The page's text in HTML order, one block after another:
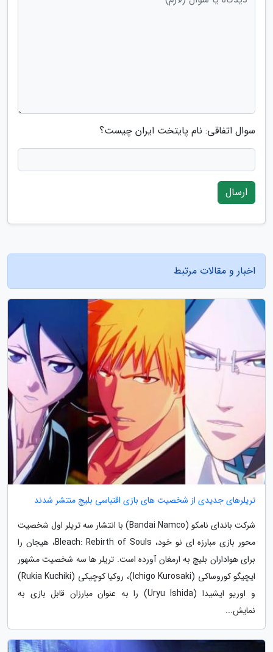
سوال اتفاقی: نام پایتخت ایران چیست؟
ارسال
اخبار و مقالات مرتبط
تریلرهای جدیدی از شخصیت های بازی اقتباسی بلیچ منتشر شدند
شرکت باندای نامکو (Bandai Namco) با انتشار سه تریلر اول شخصیت
محور بازی مبارزه ای نو خود، Bleach: Rebirth of Souls، هیجان را
برای هواداران بلیچ به ارمغان آورده است. تریلر ها سه شخصیت مشهور
ایچیگو کوروساکی (Ichigo Kurosaki)، روکیا کوچیکی (Rukia Kuchiki)
و اوریو ایشیدا (Uryu Ishida) را به عنوان مبارزان قابل بازی به
نمایش...